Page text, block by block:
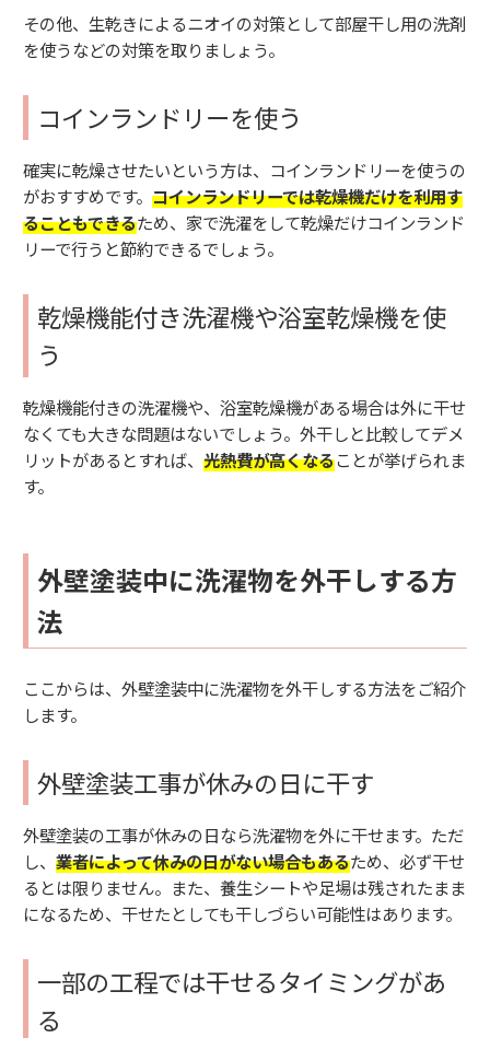
その他、生乾きによるニオイの対策として部屋干し用の洗剤
を使うなどの対策を取りましょう。
コインランドリーを使う
確実に乾燥させたいという方は、コインランドリーを使うの
がおすすめです。 コインランドリーでは乾燥機だけを利用す
ることもできるため、家で洗濯をして乾燥だけコインランド
リーで行うと節約できるでしょう。
乾燥機能付き洗濯機や浴室乾燥機を使
う
乾燥機能付きの洗濯機や、浴室乾燥機がある場合は外に干せ
なくても大きな問題はないでしょう。外干しと比較してデメ
リットがあるとすれば、 光熱費が高くなることが挙げられま
す。
外壁塗装中に洗濯物を外干しする方
法
ここからは、外壁塗装中に洗濯物を外干しする方法をご紹介
します。
外壁塗装工事が休みの日に干す
外壁塗装の工事が休みの日なら洗濯物を外に干せます。ただ
し、 業者によって休みの日がない場合もあるため、必ず干せ
るとは限りません。また、養生シートや足場は残されたまま
になるため、干せたとしても干しづらい可能性はあります。
一部の工程では干せるタイミングがあ
る